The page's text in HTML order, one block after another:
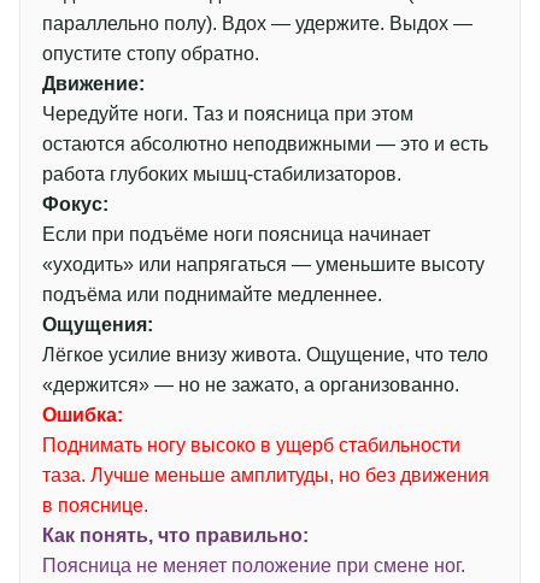
параллельно полу). Вдох — удержите. Выдох —
опустите стопу обратно.
Движение:
Чередуйте ноги. Таз и поясница при этом
остаются абсолютно неподвижными — это и есть
работа глубоких мышц-стабилизаторов.
Фокус:
Если при подъёме ноги поясница начинает
«уходить» или напрягаться — уменьшите высоту
подъёма или поднимайте медленнее.
Ощущения:
Лёгкое усилие внизу живота. Ощущение, что тело
«держится» — но не зажато, а организованно.
Ошибка:
Поднимать ногу высоко в ущерб стабильности
таза. Лучше меньше амплитуды, но без движения
в пояснице.
Как понять, что правильно:
Поясница не меняет положение при смене ног.